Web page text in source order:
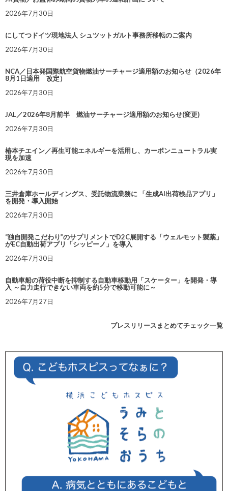
2026年7月30日
にしてつドイツ現地法人 シュツットガルト事務所移転のご案内
2026年7月30日
NCA／日本発国際航空貨物燃油サーチャージ適用額のお知らせ（2026年
8月1日適用 改定）
2026年7月30日
JAL／2026年8月前半 燃油サーチャージ適用額のお知らせ(変更)
2026年7月30日
椿本チエイン／再生可能エネルギーを活用し、カーボンニュートラル実
現を加速
2026年7月30日
三井倉庫ホールディングス、受託物流業務に 「生成AI出荷検品アプリ」
を開発・導入開始
2026年7月30日
“独自開発こだわり”のサプリメントでD2C展開する「ウェルモット製薬」
がEC自動出荷アプリ「シッピーノ」を導入
2026年7月30日
自動車船の荷役中断を抑制する自動車移動用「スケーター」を開発・導
入 ～自力走行できない車両を約5分で移動可能に～
2026年7月27日
プレスリリースまとめてチェック一覧